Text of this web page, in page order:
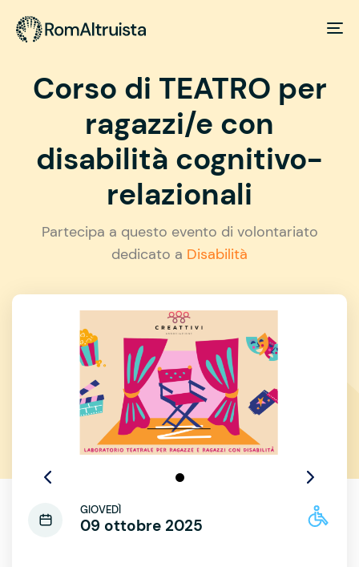
Corso di TEATRO per
ragazzi/e con
disabilità cognitivo-
relazionali
Partecipa a questo evento di volontariato
dedicato a Disabilità
GIOVEDÌ
09 ottobre 2025